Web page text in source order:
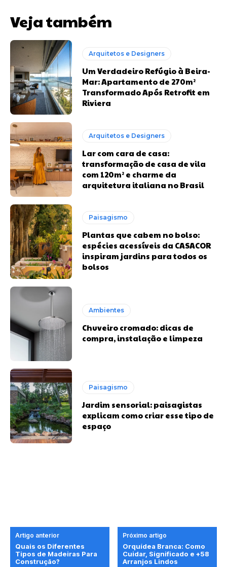
Veja também
Arquitetos e Designers
Um Verdadeiro Refúgio à Beira-
Mar: Apartamento de 270m²
Transformado Após Retrofit em
Riviera
Arquitetos e Designers
Lar com cara de casa:
transformação de casa de vila
com 120m² e charme da
arquitetura italiana no Brasil
Paisagismo
Plantas que cabem no bolso:
espécies acessíveis da CASACOR
inspiram jardins para todos os
bolsos
Ambientes
Chuveiro cromado: dicas de
compra, instalação e limpeza
Paisagismo
Jardim sensorial: paisagistas
explicam como criar esse tipo de
espaço
Artigo anterior
Quais os Diferentes
Tipos de Madeiras Para
Construção?
Próximo artigo
Orquídea Branca: Como
Cuidar, Significado e +58
Arranjos Lindos